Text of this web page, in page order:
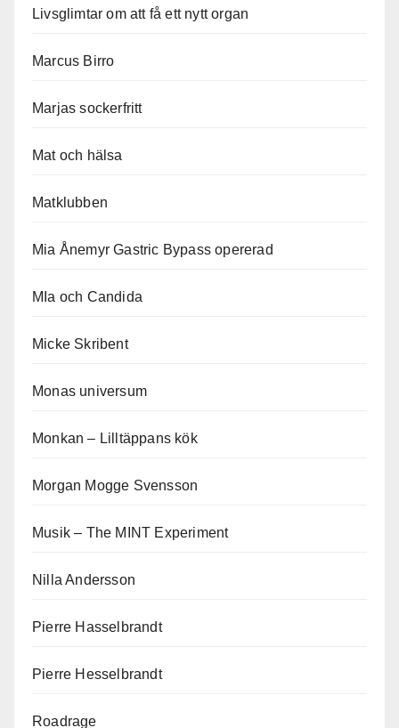
Livsglimtar om att få ett nytt organ
Marcus Birro
Marjas sockerfritt
Mat och hälsa
Matklubben
Mia Ånemyr Gastric Bypass opererad
MIa och Candida
Micke Skribent
Monas universum
Monkan – Lilltäppans kök
Morgan Mogge Svensson
Musik – The MINT Experiment
Nilla Andersson
Pierre Hasselbrandt
Pierre Hesselbrandt
Roadrage